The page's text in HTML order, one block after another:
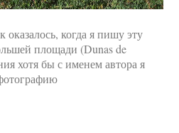
оказалось, когда я пишу эту
площади (Dunas de
хотя бы с именем автора я